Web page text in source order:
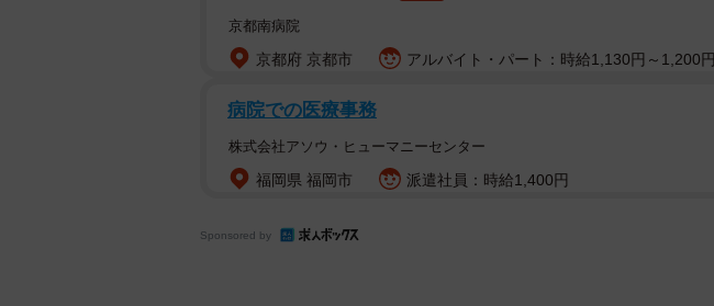
京都南病院
京都府 京都市 アルバイト・パート：時給1,130円～1,200円
病院での医療事務
株式会社アソウ・ヒューマニーセンター
福岡県 福岡市 派遣社員：時給1,400円
Sponsored by